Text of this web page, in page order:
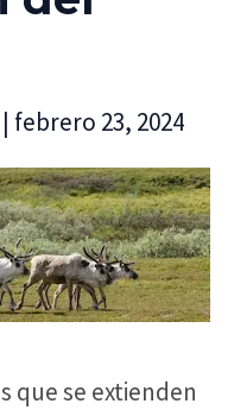
| febrero 23, 2024
que se extienden